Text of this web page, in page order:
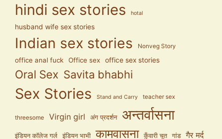
hindi sex stories
hotal
husband wife sex stories
Indian sex stories Nonveg Story
office anal fuck Office sex office sex stories
Oral Sex Savita bhabhi
Sex Stories Stand and Carry teacher sex
threesome Virgin girl अंग प्रदर्शन अन्तर्वासना
इंडियन कॉलेज गर्ल इंडियन भाभी कामवासना कुँवारी चूत गांड गैर मर्द